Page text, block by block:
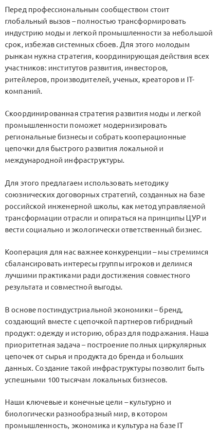
Перед профессиональным сообществом стоит
глобальный вызов – полностью трансформировать
индустрию моды и легкой промышленности за небольшой
срок, избежав системных сбоев. Для этого молодым
рынкам нужна стратегия, координирующая действия всех
участников: институтов развития, инвесторов,
ритейлеров, производителей, ученых, креаторов и IT-
компаний.
Скоординированная стратегия развития моды и легкой
промышленности поможет модернизировать
региональные бизнесы и собрать кооперационные
цепочки для быстрого развития локальной и
международной инфраструктуры.
Для этого предлагаем использовать методику
союзнических договорных стратегий, созданных на базе
российской инженерной школы, как метод управляемой
трансформации отрасли и опираться на принципы ЦУР и
вести социально и экологически ответственный бизнес.
Кооперация для нас важнее конкуренции – мы стремимся
сбалансировать интересы группы игроков и делимся
лучшими практиками ради достижения совместного
результата и совместной выгоды.
В основе постиндустриальной экономики – бренд,
создающий вместе с цепочкой партнеров гибридный
продукт: одежду и историю, образ для подражания. Наша
приоритетная задача – построение полных циркулярных
цепочек от сырья и продукта до бренда и больших
данных. Создание такой инфраструктуры позволит быть
успешными 100 тысячам локальных бизнесов.
Наши ключевые и конечные цели – культурно и
биологически разнообразный мир, в котором
промышленность, экономика и культура на базе IT